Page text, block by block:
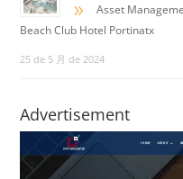
9
Asset
Beach Club Hotel Portinatx
25 de 5 月 de 2024
Advertisement